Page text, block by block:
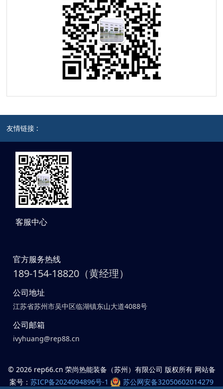
友情链接 :
客服中心
官方服务热线
189-154-18820（黄经理）
公司地址
江苏省苏州市吴中区临湖镇东山大道4088号
公司邮箱
ivyhuang@rep88.cn
© 2026 rep66.cn 荣尚热能装备（苏州）有限公司 版权所有 网站备
案号： 苏ICP备2024094896号-1 苏公网安备32050602014279